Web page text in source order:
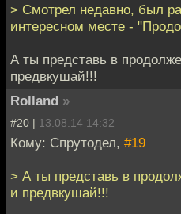
> Смотрел недавно, был
интересном месте -
А ты представь в
предвкушай!!!
Rolland »
#20 | 13.08.14 14:32
Кому: Спрутодел, #19
> А ты представь в
и предвкушай!!!